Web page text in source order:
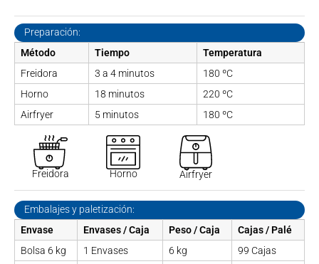
Preparación:
Método Tiempo
Temperatura
Freidora
3 a 4 minutos
180 ºC
Horno
18 minutos
220 ºC
Airfryer
5 minutos 180 ºC
Freidora Horno Airfryer
Embalajes y paletización:
Envase Envases / Caja Peso / Caja
Cajas / Palé
Bolsa 6 kg
1 Envases 6 kg
99 Cajas